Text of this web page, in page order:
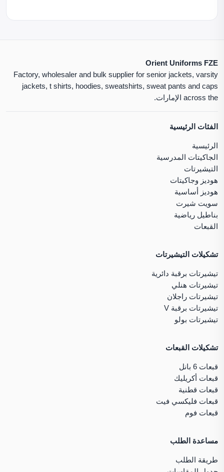
Orient Uniforms FZE
Factory, wholesaler and bulk supplier for senior jackets, varsity
jackets, t shirts, hoodies, sweatshirts, sweat pants and caps
across the الإمارات.
الفئات الرئيسية
الرئيسية
الجاكيتات المدرسية
التيشيرتات
هوديز وجاكيتات
هوديز أساسية
سويت شيرت
بناطيل رياضية
القبعات
تشكيلات التيشيرتات
تيشيرتات برقبة دائرية
تيشيرتات هنلي
تيشيرتات راجلان
تيشيرتات برقبة V
تيشيرتات بولو
تشكيلات القبعات
قبعات 6 بانل
قبعات أكريليك
قبعات قطنية
قبعات فليكسي فيت
قبعات فوم
مساعدة الطلب
طريقة الطلب